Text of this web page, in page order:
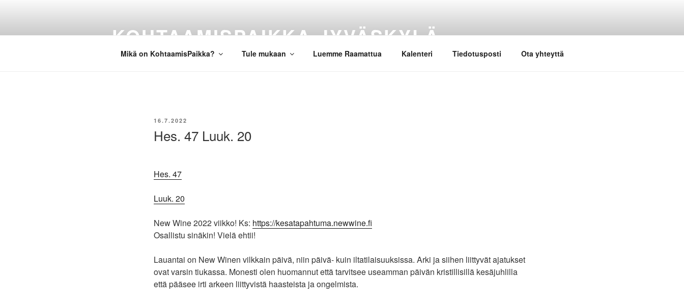
KOHTAAMISPAIKKA JYVÄSKYLÄ
Mikä on KohtaamisPaikka? Tule mukaan Luemme Raamattua Kalenteri Tiedotusposti Ota yhteyttä
JULKAISTU
16.7.2022
Hes. 47 Luuk. 20
Hes. 47
Luuk. 20
New Wine 2022 viikko! Ks: https://kesatapahtuma.newwine.fi
Osallistu sinäkin! Vielä ehtii!
Lauantai on New Winen vilkkain päivä, niin päivä- kuin iltatilaisuuksissa. Arki ja siihen liittyvät ajatukset
ovat varsin tiukassa. Monesti olen huomannut että tarvitsee useamman päivän kristillisillä kesäjuhlilla
että pääsee irti arkeen liittyvistä haasteista ja ongelmista.